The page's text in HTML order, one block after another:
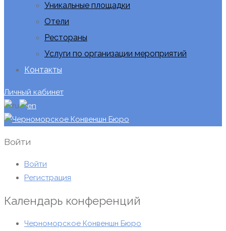
Уникальные площадки
Отели
Рестораны
Услуги по организации мероприятий
Контакты
Личный кабинет
Войти
Войти
Регистрация
Календарь конференций
Черноморское Конвеншн Бюро